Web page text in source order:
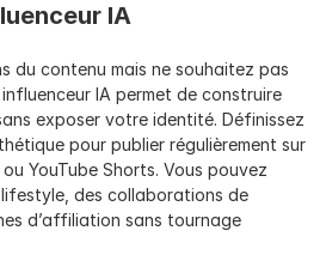
IA
du contenu mais ne souhaitez pas
IA permet de construire
exposer votre identité. Définissez
pour publier régulièrement sur
YouTube Shorts. Vous pouvez
des collaborations de
d’affiliation sans tournage